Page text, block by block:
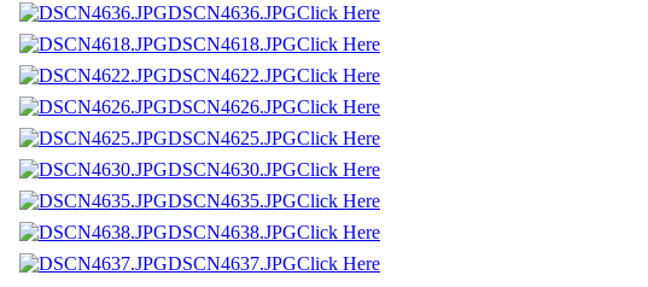
DSCN4636.JPGClick Here
DSCN4618.JPGClick Here
DSCN4622.JPGClick Here
DSCN4626.JPGClick Here
DSCN4625.JPGClick Here
DSCN4630.JPGClick Here
DSCN4635.JPGClick Here
DSCN4638.JPGClick Here
DSCN4637.JPGClick Here